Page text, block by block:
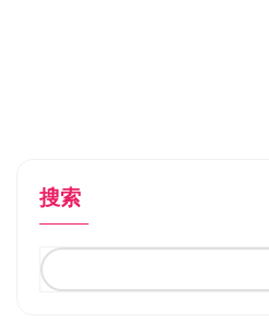
搜索